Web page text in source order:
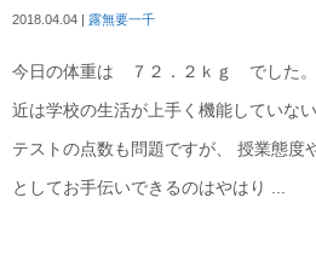
2018.04.04 露無要一千
今日の体重は ７２．２ｋｇ でした
近は学校の生活が上手く機能していな
テストの点数も問題ですが、 授業態度
としてお手伝いできるのはやはり ...